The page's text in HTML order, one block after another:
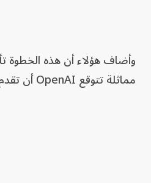
وأضاف هؤلاء أن هذه الخطوة
مماثلة تتوقع OpenAI أن تقدم عليها "أنثروبيك".